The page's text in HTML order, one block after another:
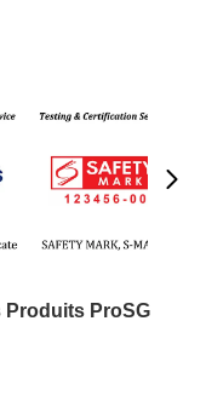
Produits ProSG